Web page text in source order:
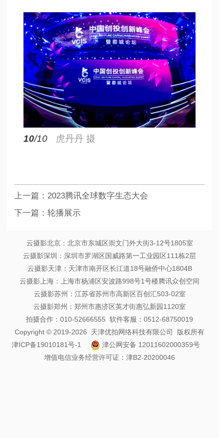
10/10 虎丹丹 摄
上一篇： 2023腾讯全球数字生态大会
下一篇： 轮播展示
云摄影北京：北京市东城区崇文门外大街3-12号1805室
云摄影深圳：深圳市罗湖区国威路第一工业园区111栋2层
云摄影天津：天津市南开区长江道18号融侨中心1804B
云摄影上海：上海市杨浦区安波路998号1号楼腾讯众创空间
云摄影苏州：江苏省苏州市高新区百创汇503-02室
云摄影郑州：郑州市惠济区英才街惠弘新园1120室
拍摄合作：010-52666555 软件客服：0512-68750019
Copyright © 2019-2026 天津优拍网络科技有限公司 版权所有
津ICP备19010181号-1
津公网安备 12011602000359号
增值电信业务经营许可证：津B2-20200046